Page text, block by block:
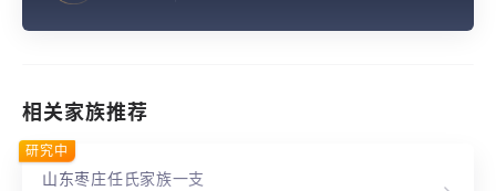
相关家族推荐
山东枣庄任氏家族一支
研究中